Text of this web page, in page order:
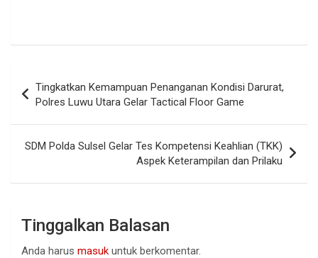
pos
Tingkatkan Kemampuan Penanganan Kondisi Darurat,
Polres Luwu Utara Gelar Tactical Floor Game
SDM Polda Sulsel Gelar Tes Kompetensi Keahlian (TKK)
Aspek Keterampilan dan Prilaku
Tinggalkan Balasan
Anda harus masuk untuk berkomentar.